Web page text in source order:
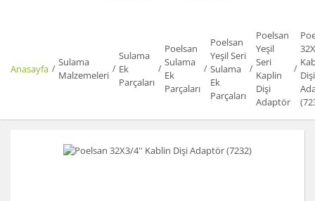
Anasayfa
Sulama
Malzemeleri
Sulama
Ek
Parçaları
Poelsan
Sulama
Ek
Parçaları
Poelsan
Yeşil Seri
Sulama
Ek
Parçaları
Poelsan
Yeşil
Seri
Kaplin
Dişi
Adaptör
Dişi